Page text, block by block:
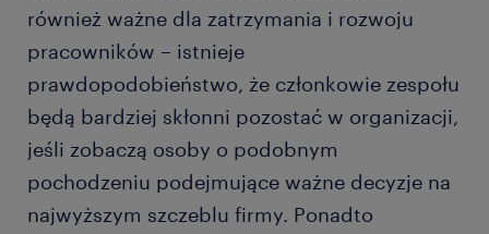
również ważne dla zatrzymania i rozwoju
pracowników – istnieje
prawdopodobieństwo, że członkowie zespołu
będą bardziej skłonni pozostać w organizacji,
jeśli zobaczą osoby o podobnym
pochodzeniu podejmujące ważne decyzje na
najwyższym szczeblu firmy. Ponadto